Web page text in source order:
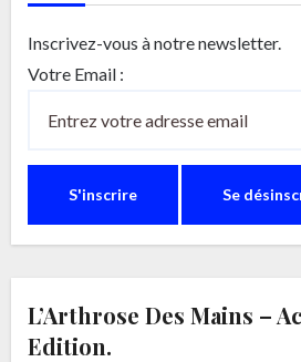
Inscrivez-vous à notre newsletter.
Votre Email :
L’Arthrose Des Mains –
Edition.